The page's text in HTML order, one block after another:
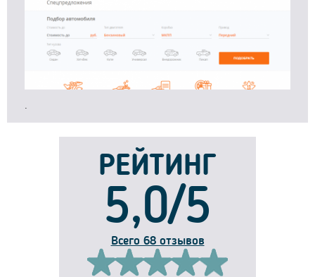
.
РЕЙТИНГ
5,0/5
Всего 68 отзывов